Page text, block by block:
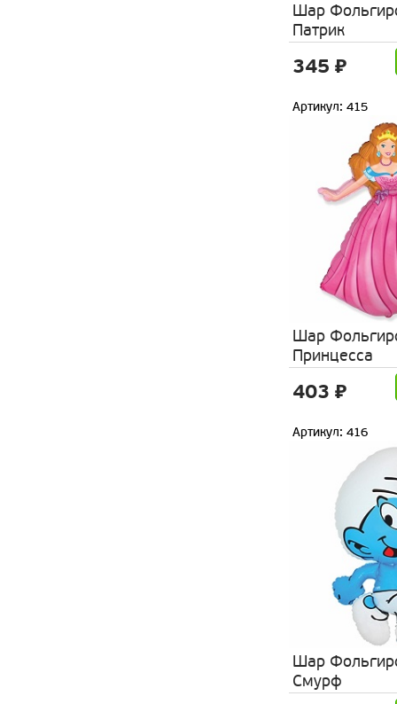
Шар
Патрик
345 ₽
Артикул: 415
Шар
Принцесса
403 ₽
Артикул: 416
Шар
Смурф